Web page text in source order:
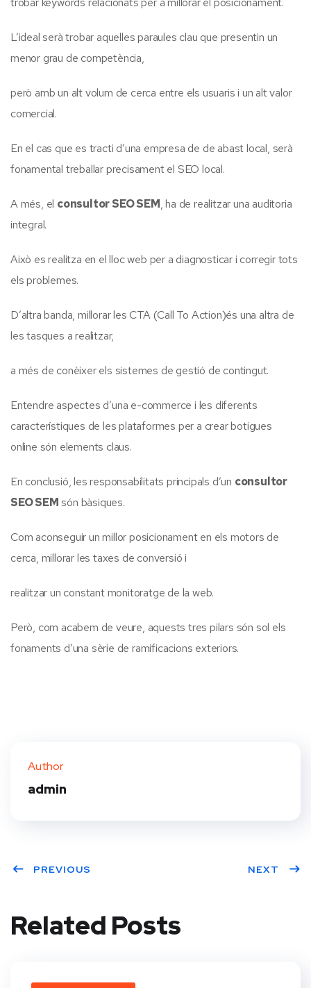
L’ideal serà trobar aquelles paraules clau que presentin un
menor grau de competència,
però amb un alt volum de cerca entre els usuaris i un alt valor
comercial.
En el cas que es tracti d’una empresa de de abast local, serà
fonamental treballar precisament el SEO local.
A més, el consultor SEO SEM, ha de realitzar una auditoria
integral.
Això es realitza en el lloc web per a diagnosticar i corregir tots
els problemes.
D’altra banda, millorar les CTA (Call To Action)és una altra de
les tasques a realitzar,
a més de conèixer els sistemes de gestió de contingut.
Entendre aspectes d’una e-commerce i les diferents
característiques de les plataformes per a crear botigues
online són elements claus.
En conclusió, les responsabilitats principals d’un consultor
SEO SEM són bàsiques.
Com aconseguir un millor posicionament en els motors de
cerca, millorar les taxes de conversió i
realitzar un constant monitoratge de la web.
Però, com acabem de veure, aquests tres pilars són sol els
fonaments d’una sèrie de ramificacions exteriors.
Author
admin
PREVIOUS NEXT
Related Posts